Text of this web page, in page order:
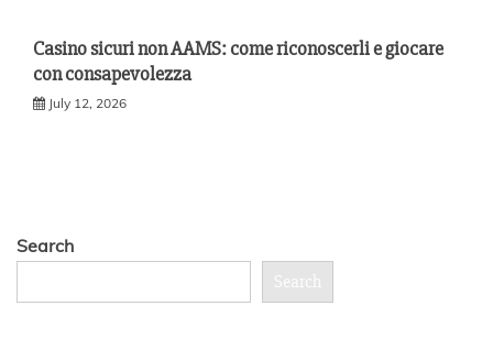
Casino sicuri non AAMS: come riconoscerli e giocare
con consapevolezza
July 12, 2026
Search
Search